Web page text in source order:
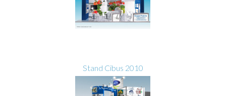
Stand Cibus 2010